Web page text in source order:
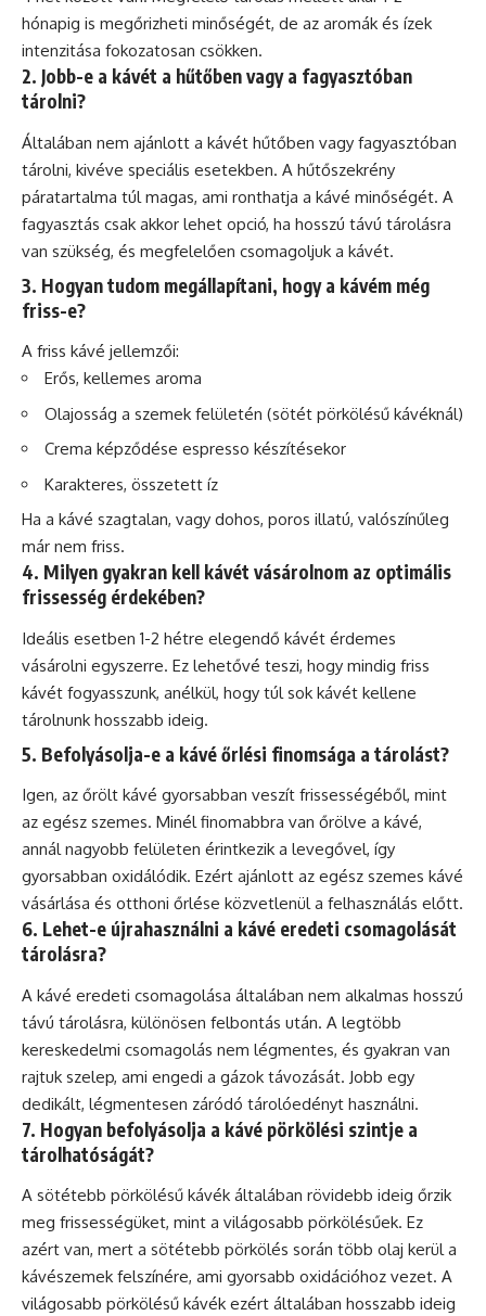
hónapig is megőrizheti minőségét, de az aromák és ízek
intenzitása fokozatosan csökken.
2. Jobb-e a kávét a hűtőben vagy a fagyasztóban
tárolni?
Általában nem ajánlott a kávét hűtőben vagy fagyasztóban
tárolni, kivéve speciális esetekben. A hűtőszekrény
páratartalma túl magas, ami ronthatja a kávé minőségét. A
fagyasztás csak akkor lehet opció, ha hosszú távú tárolásra
van szükség, és megfelelően csomagoljuk a kávét.
3. Hogyan tudom megállapítani, hogy a kávém még
friss-e?
A friss kávé jellemzői:
Erős, kellemes aroma
Olajosság a szemek felületén (sötét pörkölésű kávéknál)
Crema képződése espresso készítésekor
Karakteres, összetett íz
Ha a kávé szagtalan, vagy dohos, poros illatú, valószínűleg
már nem friss.
4. Milyen gyakran kell kávét vásárolnom az optimális
frissesség érdekében?
Ideális esetben 1-2 hétre elegendő kávét érdemes
vásárolni egyszerre. Ez lehetővé teszi, hogy mindig friss
kávét fogyasszunk, anélkül, hogy túl sok kávét kellene
tárolnunk hosszabb ideig.
5. Befolyásolja-e a kávé őrlési finomsága a tárolást?
Igen, az őrölt kávé gyorsabban veszít frissességéből, mint
az egész szemes. Minél finomabbra van őrölve a kávé,
annál nagyobb felületen érintkezik a levegővel, így
gyorsabban oxidálódik. Ezért ajánlott az egész szemes kávé
vásárlása és otthoni őrlése közvetlenül a felhasználás előtt.
6. Lehet-e újrahasználni a kávé eredeti csomagolását
tárolásra?
A kávé eredeti csomagolása általában nem alkalmas hosszú
távú tárolásra, különösen felbontás után. A legtöbb
kereskedelmi csomagolás nem légmentes, és gyakran van
rajtuk szelep, ami engedi a gázok távozását. Jobb egy
dedikált, légmentesen záródó tárolóedényt használni.
7. Hogyan befolyásolja a kávé pörkölési szintje a
tárolhatóságát?
A sötétebb pörkölésű kávék általában rövidebb ideig őrzik
meg frissességüket, mint a világosabb pörkölésűek. Ez
azért van, mert a sötétebb pörkölés során több olaj kerül a
kávészemek felszínére, ami gyorsabb oxidációhoz vezet. A
világosabb pörkölésű kávék ezért általában hosszabb ideig